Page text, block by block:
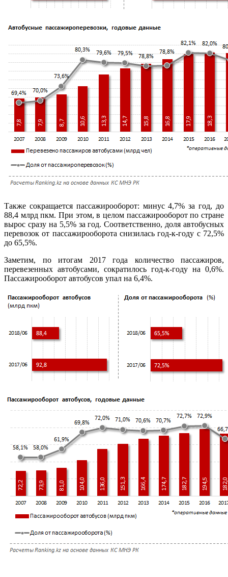
Также сокращается пассажирооборот: минус 4,7% за год, до
88,4 млрд пкм. При этом, в целом пассажирооборот по стране
вырос сразу на 5,5% за год. Соответственно, доля автобусных
перевозок от пассажирооборота снизилась год-к-году с 72,5%
до 65,5%.
Заметим, по итогам 2017 года количество пассажиров,
перевезенных автобусами, сократилось год-к-году на 0,6%.
Пассажирооборот автобусов упал на 6,4%.